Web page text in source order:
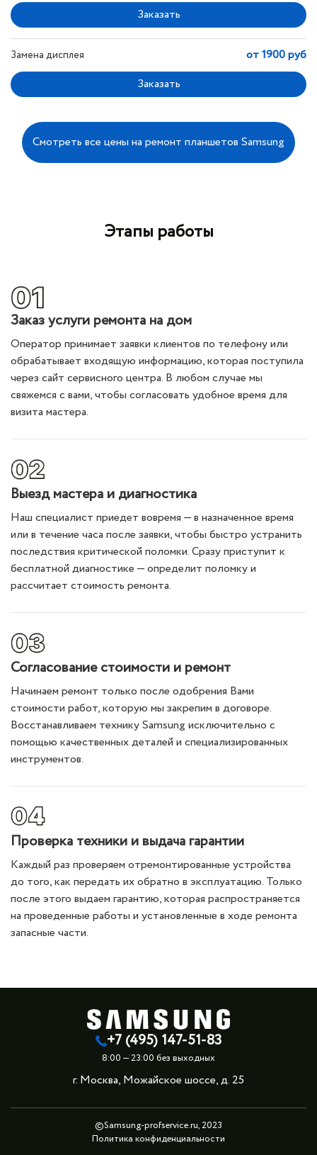
Замена дисплея от 1900 руб
Смотреть все цены на ремонт планшетов Samsung
Этапы работы
Заказ услуги ремонта на дом
Оператор принимает заявки клиентов по телефону или
обрабатывает входящую информацию, которая поступила
через сайт сервисного центра. В любом случае мы
свяжемся с вами, чтобы согласовать удобное время для
визита мастера.
Выезд мастера и диагностика
Наш специалист приедет вовремя — в назначенное время
или в течение часа после заявки, чтобы быстро устранить
последствия критической поломки. Сразу приступит к
бесплатной диагностике — определит поломку и
рассчитает стоимость ремонта.
Согласование стоимости и ремонт
Начинаем ремонт только после одобрения Вами
стоимости работ, которую мы закрепим в договоре.
Восстанавливаем технику Samsung исключительно с
помощью качественных деталей и специализированных
инструментов.
Проверка техники и выдача гарантии
Каждый раз проверяем отремонтированные устройства
до того, как передать их обратно в эксплуатацию. Только
после этого выдаем гарантию, которая распространяется
на проведенные работы и установленные в ходе ремонта
запасные части.
+7 (495) 147-51-83
8:00 — 23:00 без выходных
г. Москва, Можайское шоссе, д. 25
©Samsung-profservice.ru, 2023
Политика конфиденциальности